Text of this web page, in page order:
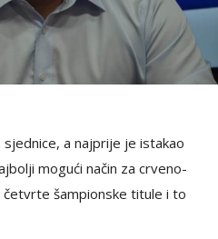
a najprije je istakao
mogući način za crveno-
šampionske titule i to